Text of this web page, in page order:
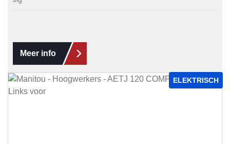
Meer info
ELEKTRISCH